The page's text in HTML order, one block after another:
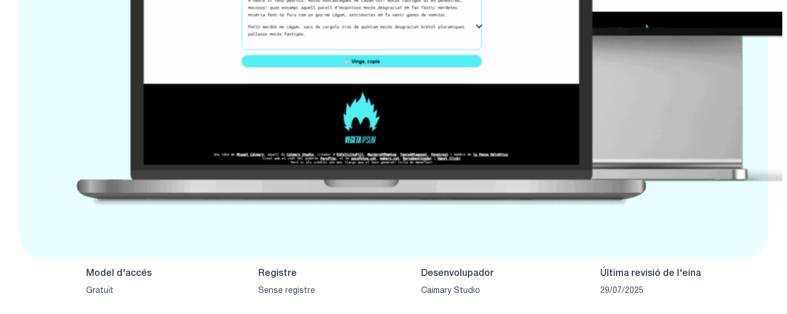
Ideal per a:
Ves a l'eina
Model d'accés
Gratuït
Registre
Sense registre
Desenvolupador
Caimary Studio
Última revisió de l'eina
29/07/2025